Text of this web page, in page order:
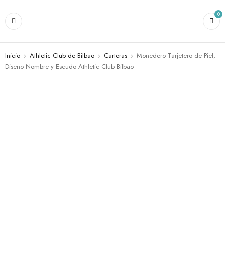
0
Inicio › Athletic Club de Bilbao › Carteras › Monedero Tarjetero de Piel,
Diseño Nombre y Escudo Athletic Club Bilbao